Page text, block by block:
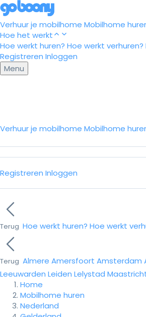
Verhuur je mobilhome Mobilhome
Hoe het werkt
Hoe werkt huren? Hoe werkt verhuren?
Registreren Inloggen
Menu
Verhuur je mobilhome Mobilhome
Registreren Inloggen
Terug Hoe werkt huren? Hoe werkt
Terug Almere Amersfoort Amsterdam
Leeuwarden Leiden Lelystad
Home
Mobilhome huren
Nederland